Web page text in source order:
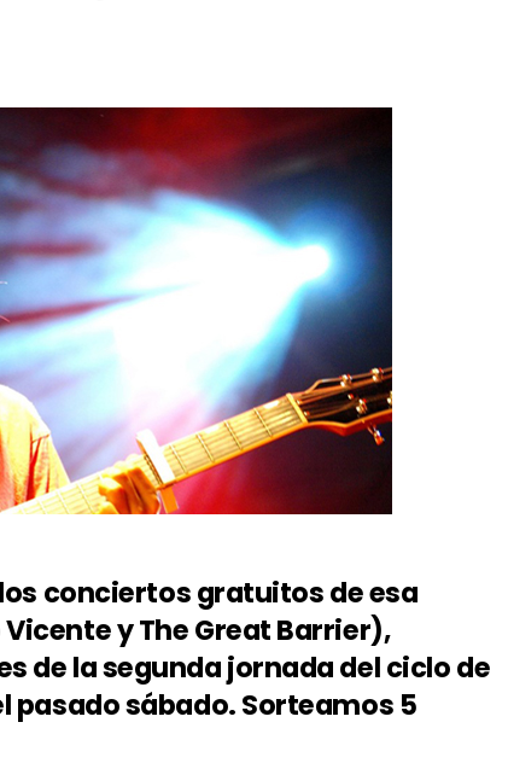
conciertos gratuitos de esa
y The Great Barrier),
de la segunda jornada del ciclo de
pasado sábado. Sorteamos 5